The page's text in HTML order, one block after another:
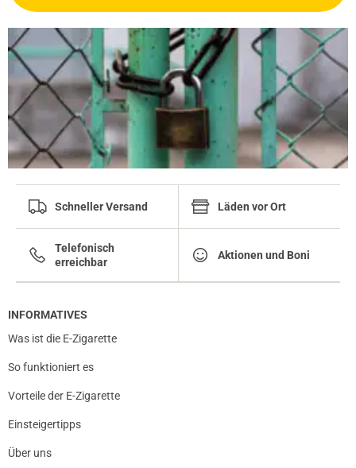
Schneller Versand Läden vor Ort
Telefonisch
erreichbar
Aktionen und Boni
INFORMATIVES
Was ist die E-Zigarette
So funktioniert es
Vorteile der E-Zigarette
Einsteigertipps
Über uns